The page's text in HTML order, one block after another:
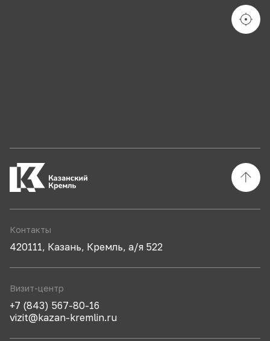
Контакты
420111, Казань, Кремль, а/я 522
Визит-центр
+7 (843) 567-80-16
vizit@kazan-kremlin.ru